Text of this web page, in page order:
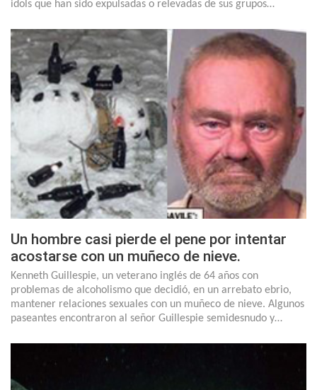
idols que han sido expulsadas o relevadas de sus grupos…
Un hombre casi pierde el pene por intentar
acostarse con un muñeco de nieve.
Kenneth Guillespie, un veterano inglés de 64 años con
problemas de alcoholismo que decidió, en un arrebato ebrio,
mantener relaciones sexuales con un muñeco de nieve. Algunos
paseantes encontraron al señor Guillespie semidesnudo y…